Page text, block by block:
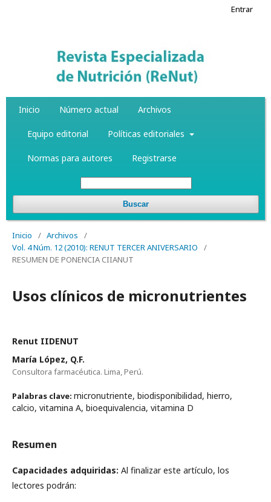
Inicio Número actual Archivos
Equipo editorial Políticas editoriales
Normas para autores Registrarse
Buscar
Entrar
Inicio / Archivos
/
Vol. 4 Núm. 12 (2010): RENUT TERCER ANIVERSARIO
/
RESUMEN DE PONENCIA CIIANUT
Usos clínicos de micronutrientes
Renut IIDENUT
María López, Q.F.
Consultora farmacéutica. Lima, Perú.
Palabras clave: micronutriente, biodisponibilidad, hierro,
calcio, vitamina A, bioequivalencia, vitamina D
Resumen
Capacidades adquiridas: Al finalizar este artículo, los
lectores podrán: